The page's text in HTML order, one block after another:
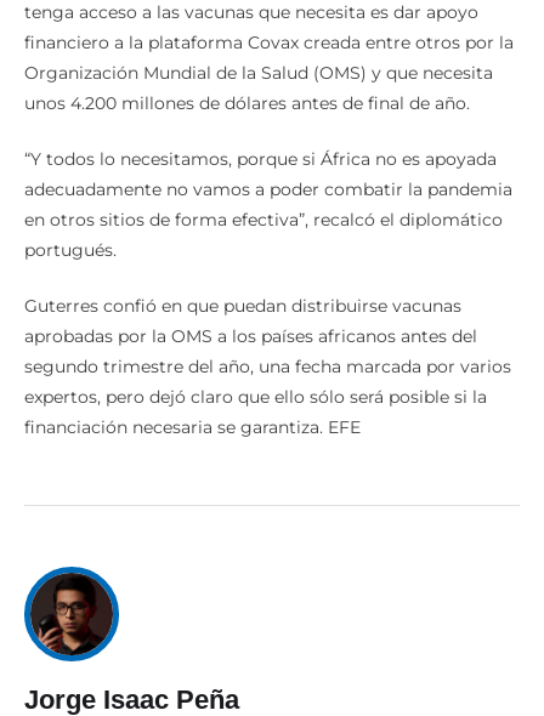
tenga acceso a las vacunas que necesita es dar apoyo
financiero a la plataforma Covax creada entre otros por la
Organización Mundial de la Salud (OMS) y que necesita
unos 4.200 millones de dólares antes de final de año.
“Y todos lo necesitamos, porque si África no es apoyada
adecuadamente no vamos a poder combatir la pandemia
en otros sitios de forma efectiva”, recalcó el diplomático
portugués.
Guterres confió en que puedan distribuirse vacunas
aprobadas por la OMS a los países africanos antes del
segundo trimestre del año, una fecha marcada por varios
expertos, pero dejó claro que ello sólo será posible si la
financiación necesaria se garantiza. EFE
Jorge Isaac Peña